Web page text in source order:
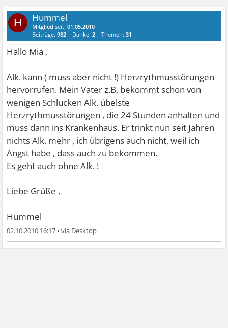
H Hummel
Mitglied seit:01.05.2010
Beiträge:982 Danke:2 Themen:31
Hallo Mia ,
Alk. kann ( muss aber nicht !) Herzrythmusstörungen
hervorrufen. Mein Vater z.B. bekommt schon von
wenigen Schlucken Alk. übelste
Herzrythmusstörungen , die 24 Stunden anhalten und
muss dann ins Krankenhaus. Er trinkt nun seit Jahren
nichts Alk. mehr , ich übrigens auch nicht, weil ich
Angst habe , dass auch zu bekommen.
Es geht auch ohne Alk. !
Liebe Grüße ,
Hummel
02.10.2010 16:17 •